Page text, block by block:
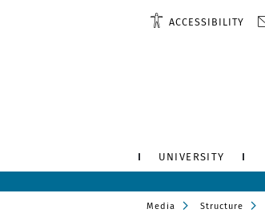
ACCESSIBILITY
UNIVERSITY
Media Structure